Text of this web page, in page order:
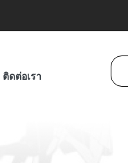
ติดต่อเรา